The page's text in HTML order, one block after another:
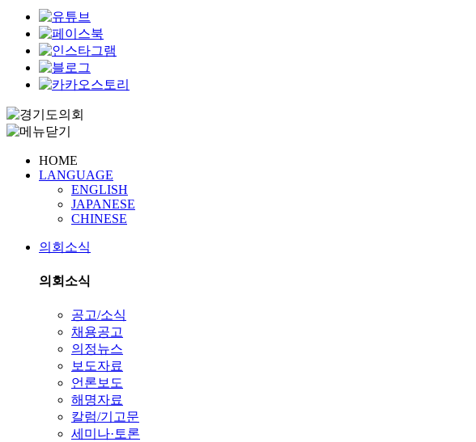
HOME
LANGUAGE
ENGLISH
JAPANESE
CHINESE
의회소식
의회소식
공고/소식
채용공고
의정뉴스
보도자료
언론보도
해명자료
칼럼/기고문
세미나·토론